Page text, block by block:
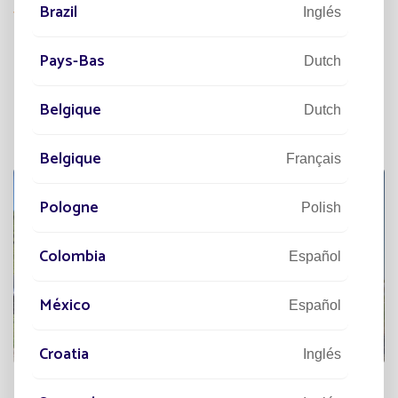
Disponer de una iluminación fiable durante todo el año.
CAMPUS DE LA UNIVERSIDAD
Brazil Inglés
Pays-Bas Dutch
Belgique Dutch
Belgique Français
Pologne Polish
Colombia Español
México Español
Croatia Inglés